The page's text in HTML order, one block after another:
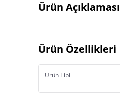
Ürün Açıklaması
Ürün Özellikleri
Ürün Tipi